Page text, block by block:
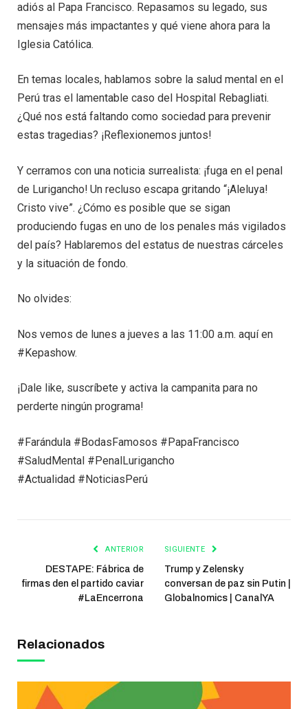
adiós al Papa Francisco. Repasamos su legado, sus
mensajes más impactantes y qué viene ahora para la
Iglesia Católica.
En temas locales, hablamos sobre la salud mental en el
Perú tras el lamentable caso del Hospital Rebagliati.
¿Qué nos está faltando como sociedad para prevenir
estas tragedias? ¡Reflexionemos juntos!
Y cerramos con una noticia surrealista: ¡fuga en el penal
de Lurigancho! Un recluso escapa gritando “¡Aleluya!
Cristo vive”. ¿Cómo es posible que se sigan
produciendo fugas en uno de los penales más vigilados
del país? Hablaremos del estatus de nuestras cárceles
y la situación de fondo.
No olvides:
Nos vemos de lunes a jueves a las 11:00 a.m. aquí en
#Kepashow.
¡Dale like, suscríbete y activa la campanita para no
perderte ningún programa!
#Farándula #BodasFamosos #PapaFrancisco
#SaludMental #PenalLurigancho
#Actualidad #NoticiasPerú
ANTERIOR
DESTAPE: Fábrica de
firmas den el partido caviar
#LaEncerrona
SIGUIENTE
Trump y Zelensky
conversan de paz sin Putin |
Globalnomics | CanalYA
Relacionados